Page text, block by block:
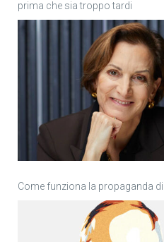
prima che sia troppo tardi
Come funziona la propaganda